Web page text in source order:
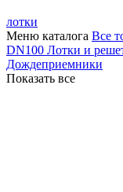
лотки
Меню каталога Все
DN100 Лотки и
Дождеприемники
Показать все